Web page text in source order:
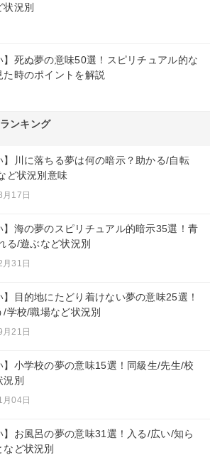
状況別
】死ぬ夢の意味50選！スピリチュアル的な
た時のポイントを解説
ンキング
】川に落ちる夢は何の暗示？助かる/自転
ど状況別意味
17日
】海の夢のスピリチュアル的暗示35選！青
る/遊ぶなど状況別
31日
】目的地にたどり着けない夢の意味25選！
/学校/職場など状況別
21日
】小学校の夢の意味15選！同級生/先生/校
況別
04日
】お風呂の夢の意味31選！入る/広い/知ら
など状況別